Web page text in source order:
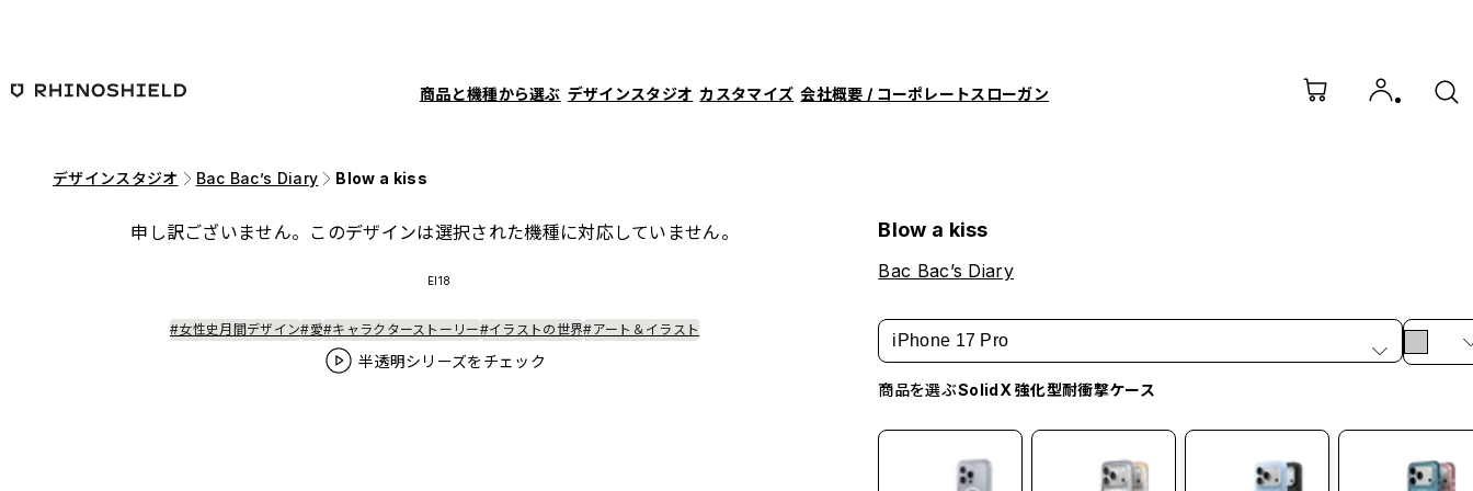
商品と機種から選ぶ デザインスタジオ カスタマイズ 会社概要 / コーポレートスローガン
デザインスタジオ Bac Bac’s Diary Blow a kiss
申し訳ございません。このデザインは選択された機種に対応していません。
EI18
#女性史月間デザイン#愛#キャラクターストーリー#イラストの世界#アート＆イラスト
半透明シリーズをチェック
Blow a kiss
Bac Bac’s Diary
iPhone 17 Pro
商品を選ぶSolidX 強化型耐衝撃ケース